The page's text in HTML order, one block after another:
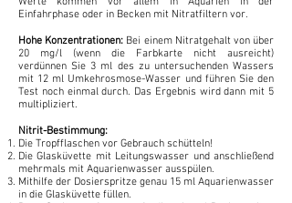
Einfahrphase oder in Becken mit Nitratfiltern vor.
Hohe Konzentrationen: Bei einem Nitratgehalt von über
20 mg/l (wenn die Farbkarte nicht ausreicht)
verdünnen Sie 3 ml des zu untersuchenden Wassers
mit 12 ml Umkehrosmose-Wasser und führen Sie den
Test noch einmal durch. Das Ergebnis wird dann mit 5
multipliziert.
Nitrit-Bestimmung:
Die Tropfflaschen vor Gebrauch schütteln!
Die Glasküvette mit Leitungswasser und anschließend
mehrmals mit Aquarienwasser ausspülen.
Mithilfe der Dosierspritze genau 15 ml Aquarienwasser
in die Glasküvette füllen.